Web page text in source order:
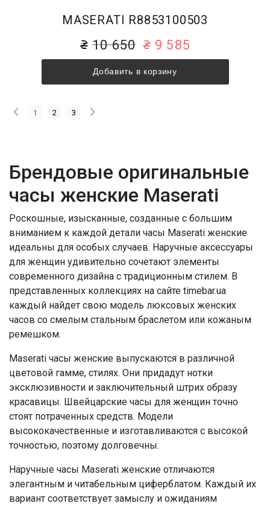
MASERATI R8853100503
10 650 9 585
Добавить в корзину
1 2 3
Брендовые оригинальные
часы женские Maserati
Роскошные, изысканные, созданные с большим
вниманием к каждой детали часы Maserati женские
идеальны для особых случаев. Наручные аксессуары
для женщин удивительно сочетают элементы
современного дизайна с традиционным стилем. В
представленных коллекциях на сайте timebar.ua
каждый найдет свою модель люксовых женских
часов со смелым стальным браслетом или кожаным
ремешком.
Maserati часы женские выпускаются в различной
цветовой гамме, стилях. Они придадут нотки
эксклюзивности и заключительный штрих образу
красавицы. Швейцарские часы для женщин точно
стоят потраченных средств. Модели
высококачественные и изготавливаются с высокой
точностью, поэтому долговечны.
Наручные часы Maserati женские отличаются
элегантным и читабельным циферблатом. Каждый их
вариант соответствует замыслу и ожиданиям